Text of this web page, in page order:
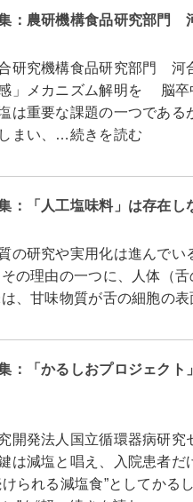
：農研機構食品研究部門
研究機構食品研究部門
」メカニズム解明を 脳卒
は重要な課題の一つである
まい、…続きを読む
：「人工塩味料」は存在し
研究や実用化は進んでい
理由の一つに、人体（舌
、甘味物質が舌の細胞の
：「かるしおプロジェク
開発法人国立循環器病研究
は減塩と唱え、入院患者だ
られる減塩食”としてかる